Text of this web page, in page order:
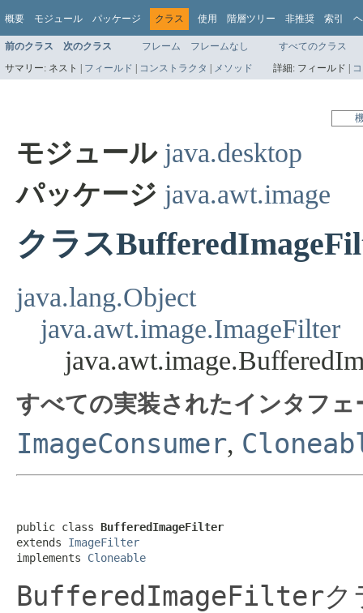
概要 モジュール パッケージ クラス 使用 階層ツリー 非推奨 索引
前のクラス 次のクラス フレーム フレームなし
すべてのクラス
サマリー: ネスト | フィールド | コンストラクタ | メソッド 詳細: フィールド |
モジュール java.desktop
パッケージ java.awt.image
クラス
java.lang.Object
java.awt.image.ImageFilter
すべての実装されたインタフェ
ImageConsumer,
public class BufferedImageFilter
extends ImageFilter
implements Cloneable
BufferedImageFilterク